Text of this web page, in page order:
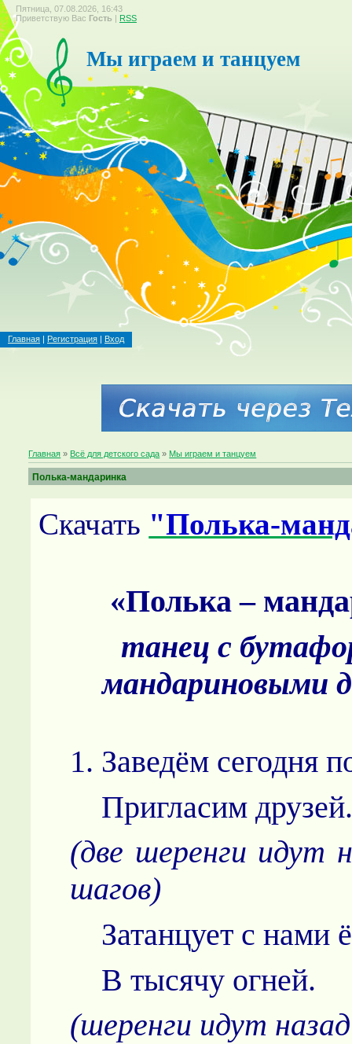
Пятница, 07.08.2026, 16:43
Приветствую Вас Гость | RSS
Мы играем и танцуем
Главная | Регистрация | Вход
Главная » Всё для детского сада » Мы играем и танцуем
Полька-мандаринка
Скачать "Полька-
«Полька –
танец с
мандариновыми
1. Заведём сегодня
Пригласим
(две шеренги идут
шагов)
Затанцует с нами
В тысячу огней.
(шеренги идут